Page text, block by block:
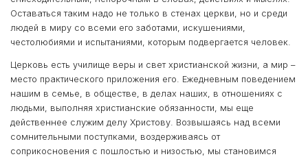
Оставаться таким надо не только в стенах церкви, но и среди
людей в миру со всеми его заботами, искушениями,
честолюбиями и испытаниями, которым подвергается человек.
Церковь есть училище веры и свет христианской жизни, а мир –
место практического приложения его. Ежедневным поведением
нашим в семье, в обществе, в делах наших, в отношениях с
людьми, выполняя христианские обязанности, мы еще
действеннее служим делу Христову. Возвышаясь над всеми
сомнительными поступками, воздерживаясь от
соприкосновения с пошлостью и низостью, мы становимся